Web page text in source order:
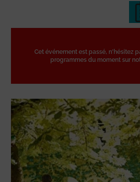
Cet événement est passé, n'hésitez
programmes du moment sur